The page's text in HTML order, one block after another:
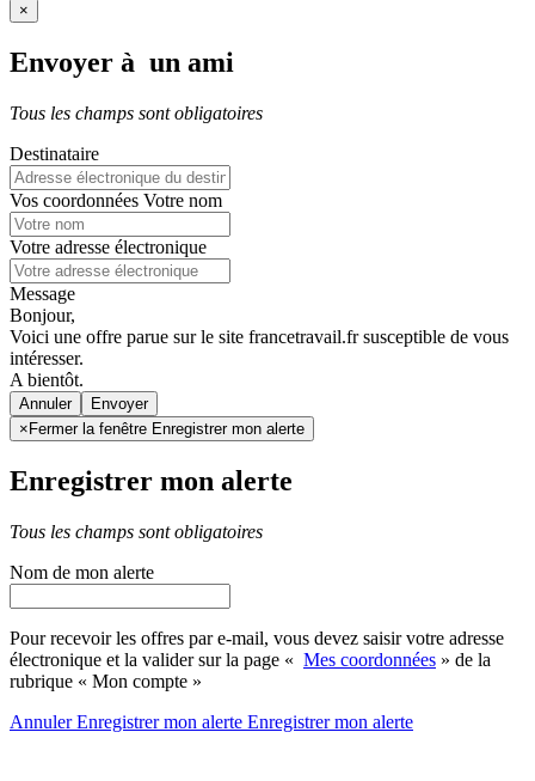
×
Envoyer à un ami
Tous les champs sont obligatoires
Destinataire
Vos coordonnées Votre nom
Votre adresse électronique
Message
Bonjour,
Voici une offre parue sur le site francetravail.fr susceptible de vous
intéresser.
A bientôt.
Annuler
× Fermer la fenêtre Enregistrer mon alerte
Enregistrer mon alerte
Tous les champs sont obligatoires
Nom de mon alerte
Pour recevoir les offres par e-mail, vous devez saisir votre adresse
électronique et la valider sur la page « Mes coordonnées » de la
rubrique « Mon compte »
AnnulerEnregistrer mon alerte Enregistrermon alerte